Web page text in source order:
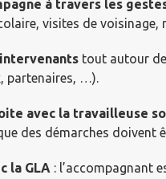
à travers les
visites de voisinage,
tout autour
partenaires, …).
avec la travailleuse
des démarches doivent
la GLA : l’accompagnant